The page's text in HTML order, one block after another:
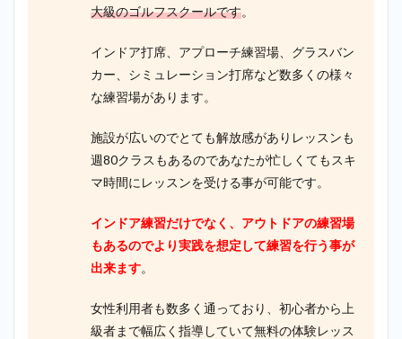
大級のゴルフスクールです。
インドア打席、アプローチ練習場、グラスバン
カー、シミュレーション打席など数多くの様々
な練習場があります。
施設が広いのでとても解放感がありレッスンも
週80クラスもあるのであなたが忙しくてもスキ
マ時間にレッスンを受ける事が可能です。
インドア練習だけでなく、アウトドアの練習場
もあるのでより実践を想定して練習を行う事が
出来ます。
女性利用者も数多く通っており、初心者から上
級者まで幅広く指導していて無料の体験レッス